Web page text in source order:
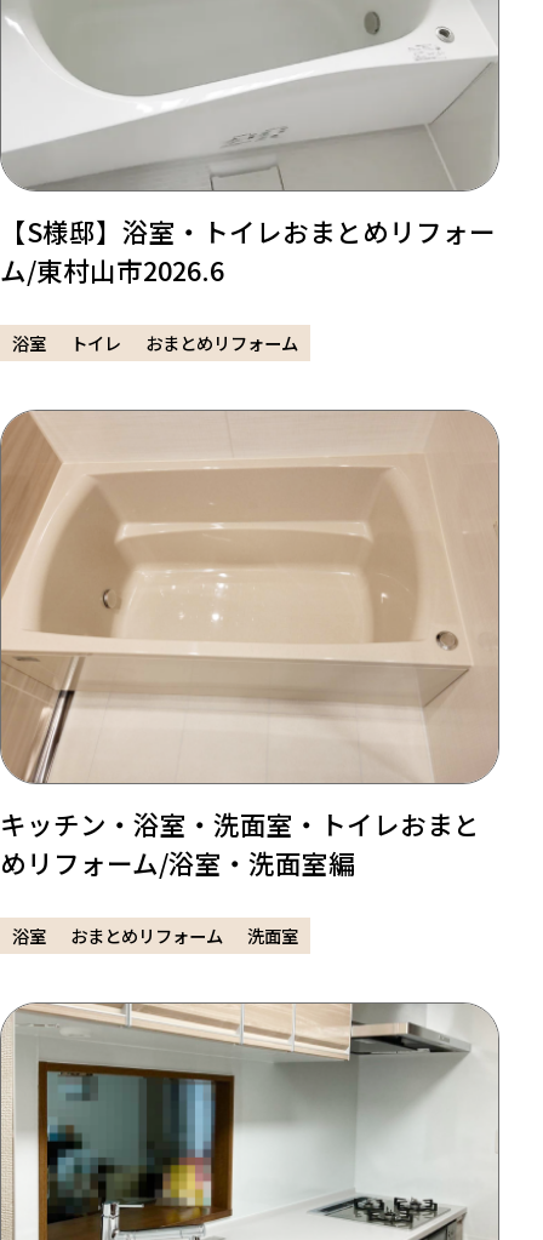
【S様邸】浴室・トイレおまとめリフォー
ム/東村山市2026.6
浴室 トイレ おまとめリフォーム
キッチン・浴室・洗面室・トイレおまと
めリフォーム/浴室・洗面室編
浴室 おまとめリフォーム 洗面室